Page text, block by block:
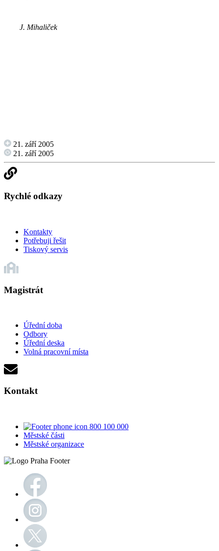
J. Mihaliček
21. září 2005
21. září 2005
Rychlé odkazy
Kontakty
Potřebuji řešit
Tiskový servis
Magistrát
Úřední doba
Odbory
Úřední deska
Volná pracovní místa
Kontakt
800 100 000
Městské části
Městské organizace